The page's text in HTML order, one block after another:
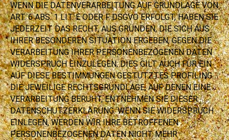
WENN DIE DATENVERARBEITUNG AUF GRUNDLAGE VON
ART. 6 ABS. 1 LIT. E ODER F DSGVO ERFOLGT, HABEN SIE
JEDERZEIT DAS RECHT, AUS GRÜNDEN, DIE SICH AUS
IHRER BESONDEREN SITUATION ERGEBEN, GEGEN DIE
VERARBEITUNG IHRER PERSONENBEZOGENEN DATEN
WIDERSPRUCH EINZULEGEN; DIES GILT AUCH FÜR EIN
AUF DIESE BESTIMMUNGEN GESTÜTZTES PROFILING.
DIE JEWEILIGE RECHTSGRUNDLAGE, AUF DENEN EINE
VERARBEITUNG BERUHT, ENTNEHMEN SIE DIESER
DATENSCHUTZERKLÄRUNG. WENN SIE WIDERSPRUCH
EINLEGEN, WERDEN WIR IHRE BETROFFENEN
PERSONENBEZOGENEN DATEN NICHT MEHR